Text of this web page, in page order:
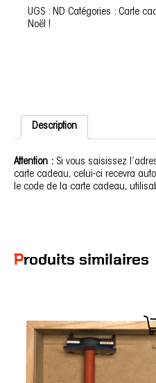
-
montant
UGS : ND Catégories : Carte
Noël !
Description
Attention : Si vous saisissez
carte cadeau, celui-ci recevra
le code de la carte cadeau,
Produits similaires